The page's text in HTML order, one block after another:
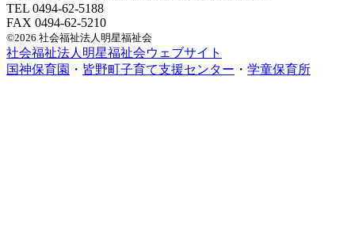
TEL 0494-62-5188
FAX 0494-62-5210
©2026 社会福祉法人明星福祉会
社会福祉法人明星福祉会ウェブサイト
国神保育園 ・ 皆野町子育て支援センター ・ 学童保育所